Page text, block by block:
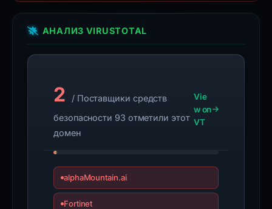
АНАЛИЗ VIRUSTOTAL
2
/ Поставщики средств
безопасности 93 отметили этот
домен
Vie
w on
VT
alphaMountain.ai
Fortinet